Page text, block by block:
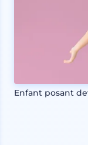
Enfant posant